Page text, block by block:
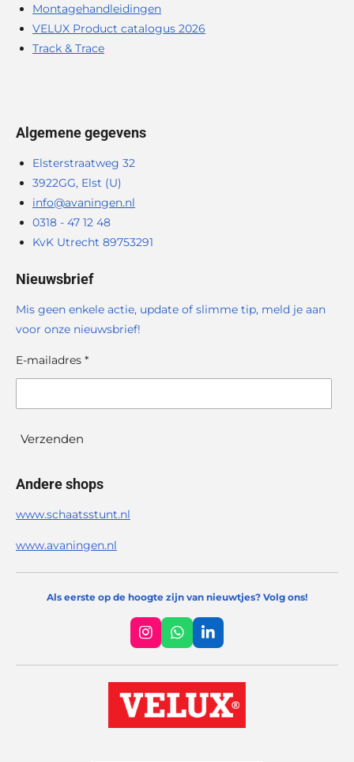
Montagehandleidingen
VELUX Product catalogus 2026
Track & Trace
Algemene gegevens
Elsterstraatweg 32
3922GG, Elst (U)
info@avaningen.nl
0318 - 47 12 48
KvK Utrecht 89753291
Nieuwsbrief
Mis geen enkele actie, update of slimme tip, meld je aan
voor onze nieuwsbrief!
E-mailadres *
Verzenden
Andere shops
www.schaatsstunt.nl
www.avaningen.nl
Als eerste op de hoogte zijn van nieuwtjes? Volg ons!
I
n
s
t
a
g
W
h
a
t
s
A
L
i
n
k
e
d